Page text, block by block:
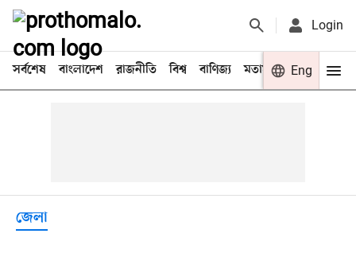
Login
সর্বশেষ বাংলাদেশ রাজনীতি বিশ্ব বাণিজ্য মতামত খেলা
Eng
জেলা